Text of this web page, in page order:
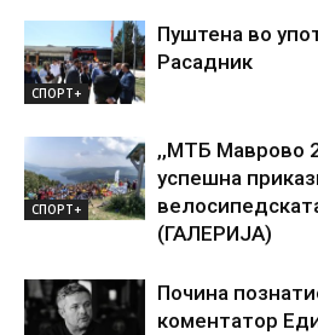
СПОРТ+
Пуштена во
Расадник
СПОРТ+
,,МТБ Маврово
успешна
(ГАЛЕРИЈА)
Почина
коментатор